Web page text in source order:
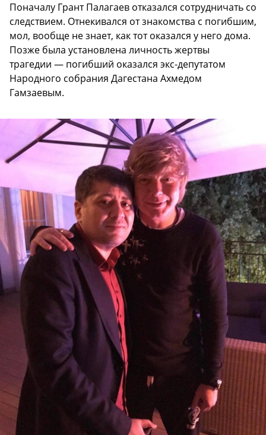
Поначалу Грант Палагаев отказался сотрудничать со
следствием. Отнекивался от знакомства с погибшим,
мол, вообще не знает, как тот оказался у него дома.
Позже была установлена личность жертвы
трагедии — погибший оказался экс-депутатом
Народного собрания Дагестана Ахмедом
Гамзаевым.